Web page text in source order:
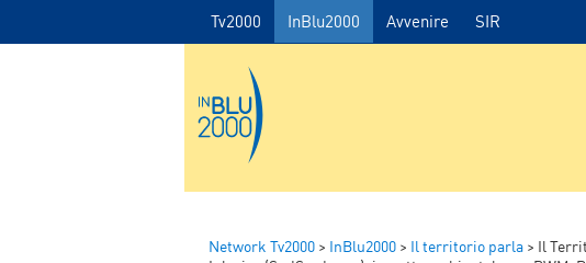
Tv2000 InBlu2000 Avvenire SIR
Network Tv2000 > InBlu2000 > Il territorio parla > Il